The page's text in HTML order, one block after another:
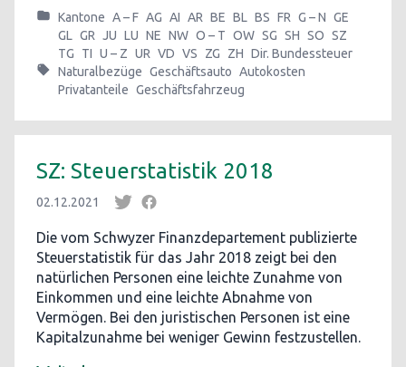
Kantone A – F AG AI AR BE BL BS FR G – N GE
GL GR JU LU NE NW O – T OW SG SH SO SZ
TG
TI U – Z UR VD VS ZG ZH Dir. Bundessteuer
Naturalbezüge Geschäftsauto Autokosten
Privatanteile Geschäftsfahrzeug
SZ: Steuerstatistik 2018
02.12.2021
Die vom Schwyzer Finanzdepartement publizierte
Steuerstatistik für das Jahr 2018 zeigt bei den
natürlichen Personen eine leichte Zunahme von
Einkommen und eine leichte Abnahme von
Vermögen. Bei den juristischen Personen ist eine
Kapitalzunahme bei weniger Gewinn festzustellen.